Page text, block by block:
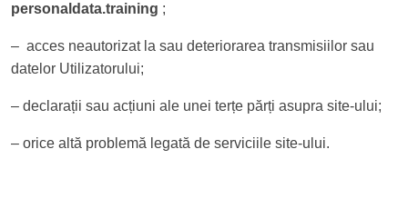
personaldata.training ;
– acces neautorizat la sau deteriorarea transmisiilor sau
datelor Utilizatorului;
– declarații sau acțiuni ale unei terțe părți asupra site-ului;
– orice altă problemă legată de serviciile site-ului.